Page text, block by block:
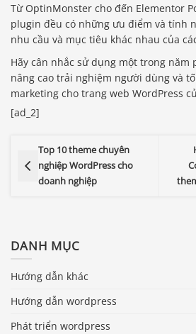
Từ OptinMonster cho đến Elementor
plugin đều có những ưu điểm và tính
nhu cầu và mục tiêu khác nhau của
Hãy cân nhắc sử dụng một trong
nâng cao trải nghiệm người dùng và
marketing cho trang web WordPress
[ad_2]
Top 10 theme chuyên
nghiệp WordPress cho
doanh nghiệp
DANH MỤC
Hướng dẫn khác
Hướng dẫn wordpress
Phát triển wordpress